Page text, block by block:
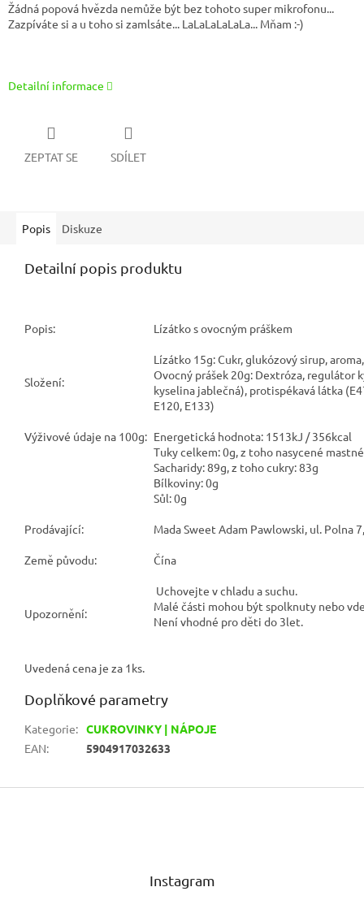
Žádná popová hvězda nemůže být bez tohoto super mikrofonu...
Zazpíváte si a u toho si zamlsáte... LaLaLaLaLaLa... Mňam :-)
Detailní informace
ZEPTAT SE SDÍLET
Popis Diskuze
Detailní popis produktu
Popis: Lízátko s ovocným práškem
Složení:
Lízátko 15g: Cukr, glukózový sirup,
Ovocný prášek 20g: Dextróza, regulátor
kyselina jablečná), protispékavá látka
E120, E133)
Výživové údaje na 100g: Energetická hodnota: 1513kJ / 356kcal
Tuky celkem: 0g, z toho nasycené
Sacharidy: 89g, z toho cukry: 83g
Bílkoviny: 0g
Sůl: 0g
Prodávající: Mada Sweet Adam Pawlowski, ul. Polna
Země původu: Čína
Upozornění:
Uchovejte v chladu a suchu.
Malé části mohou být spolknuty nebo
Není vhodné pro děti do 3let.
Uvedená cena je za 1ks.
Doplňkové parametry
Kategorie: CUKROVINKY | NÁPOJE
EAN: 5904917032633
Z
Instagram